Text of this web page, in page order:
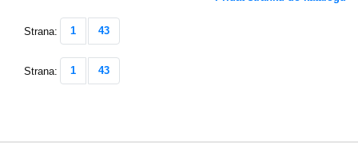
Strana: 1 43
Strana: 1 43